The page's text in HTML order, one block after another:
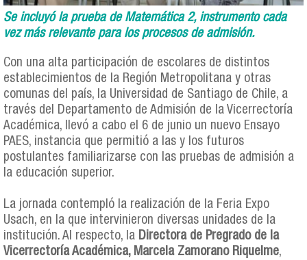
Se incluyó la prueba de Matemática 2, instrumento cada
vez más relevante para los procesos de admisión.
Con una alta participación de escolares de distintos
establecimientos de la Región Metropolitana y otras
comunas del país, la Universidad de Santiago de Chile, a
través del Departamento de Admisión de la Vicerrectoría
Académica, llevó a cabo el 6 de junio un nuevo Ensayo
PAES, instancia que permitió a las y los futuros
postulantes familiarizarse con las pruebas de admisión a
la educación superior.
La jornada contempló la realización de la Feria Expo
Usach, en la que intervinieron diversas unidades de la
institución. Al respecto, la Directora de Pregrado de la
Vicerrectoría Académica, Marcela Zamorano Riquelme,